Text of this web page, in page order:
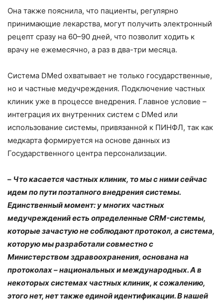
Она также пояснила, что пациенты, регулярно
принимающие лекарства, могут получить электронный
рецепт сразу на 60–90 дней, что позволит ходить к
врачу не ежемесячно, а раз в два-три месяца.
Система DMed охватывает не только государственные,
но и частные медучреждения. Подключение частных
клиник уже в процессе внедрения. Главное условие –
интеграция их внутренних систем с DMed или
использование системы, привязанной к ПИНФЛ, так как
медкарта формируется на основе данных из
Государственного центра персонализации.
– Что касается частных клиник, то мы с ними сейчас
идем по пути поэтапного внедрения системы.
Единственный момент: у многих частных
медучреждений есть определенные CRM-системы,
которые зачастую не соблюдают протокол, а система,
которую мы разработали совместно с
Министерством здравоохранения, основана на
протоколах – национальных и международных. А в
некоторых системах частных клиник, к сожалению,
этого нет, нет также единой идентификации. В нашей